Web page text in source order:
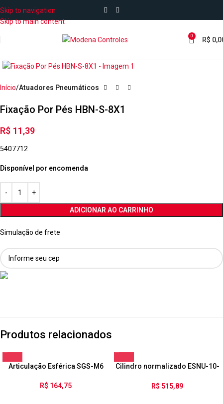
Skip to navigation
Skip to main content
0 R$
Início Atuadores Pneumáticos
Fixação Por Pés HBN-S-8X1
R$ 11,39
5407712
Disponível por encomenda
ADICIONAR AO CARRINHO
Simulação de frete
Produtos relacionados
Articulação Esférica SGS-M6
R$ 164,75
Cilindro normalizado ESNU-10-
R$ 515,89